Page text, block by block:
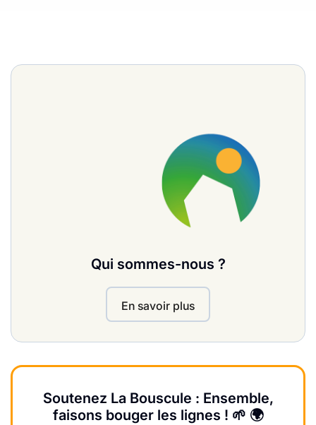
Qui sommes-nous ?
En savoir plus
Soutenez La Bouscule : Ensemble,
faisons bouger les lignes ! 🌱 🌍